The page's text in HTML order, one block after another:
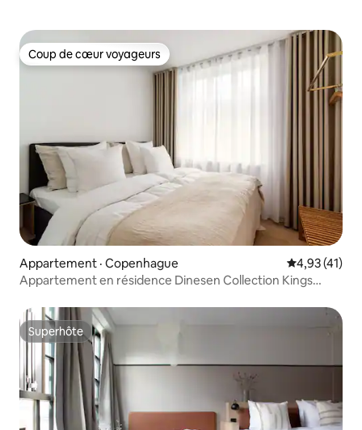
Coup de cœur voyageurs
Coup de cœur voyageurs
Appartement · Copenhague Note
4,93 (41)
Appartement en résidence Dinesen Collection Kings
Superhôte
Superhôte